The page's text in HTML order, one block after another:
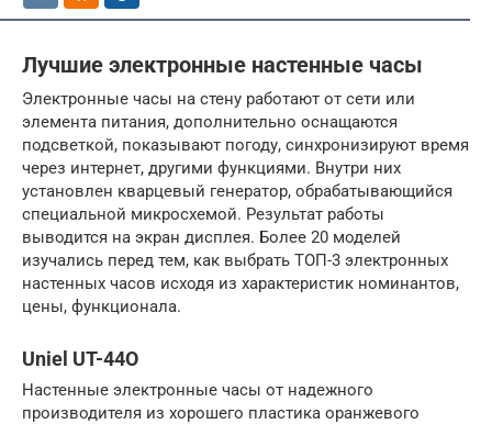
Лучшие электронные настенные часы
Электронные часы на стену работают от сети или
элемента питания, дополнительно оснащаются
подсветкой, показывают погоду, синхронизируют время
через интернет, другими функциями. Внутри них
установлен кварцевый генератор, обрабатывающийся
специальной микросхемой. Результат работы
выводится на экран дисплея. Более 20 моделей
изучались перед тем, как выбрать ТОП-3 электронных
настенных часов исходя из характеристик номинантов,
цены, функционала.
Uniel UT-44O
Настенные электронные часы от надежного
производителя из хорошего пластика оранжевого